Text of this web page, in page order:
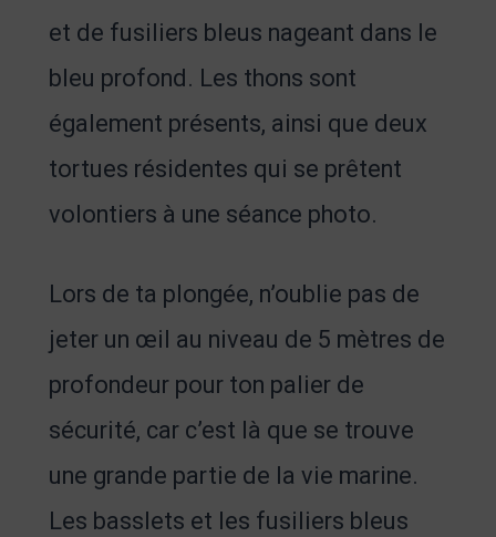
et de fusiliers bleus nageant dans le
bleu profond. Les thons sont
également présents, ainsi que deux
tortues résidentes qui se prêtent
volontiers à une séance photo.
Lors de ta plongée, n’oublie pas de
jeter un œil au niveau de 5 mètres de
profondeur pour ton palier de
sécurité, car c’est là que se trouve
une grande partie de la vie marine.
Les basslets et les fusiliers bleus